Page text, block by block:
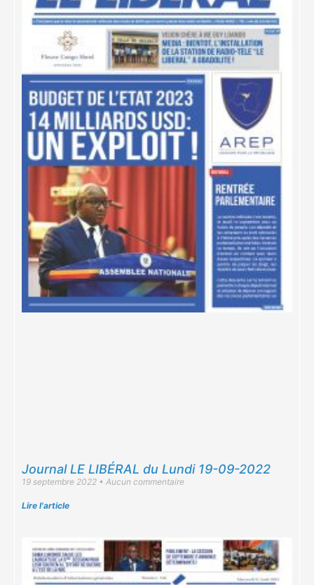
Journal LE LIBÉRAL du Lundi 19-09-2022
19 septembre 2022 Aucun commentaire
Lire l'article